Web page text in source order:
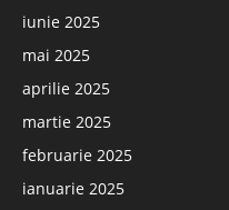
iunie 2025
mai 2025
aprilie 2025
martie 2025
februarie 2025
ianuarie 2025